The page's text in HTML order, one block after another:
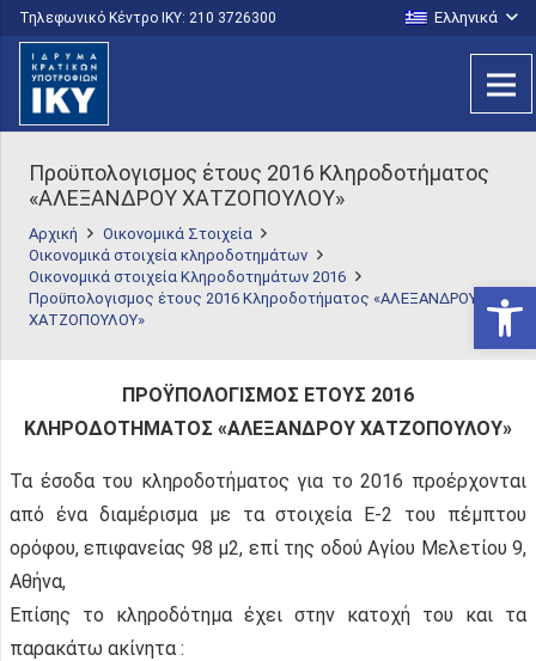
Τηλεφωνικό Κέντρο IKY: 210 3726300 Ελληνικά
Προϋπολογισμος έτους 2016 Κληροδοτήματος
«ΑΛΕΞΑΝΔΡΟΥ ΧΑΤΖΟΠΟΥΛΟΥ»
Αρχική
Οικονομικά Στοιχεία
Οικονομικά στοιχεία κληροδοτημάτων
Οικονομικά στοιχεία Κληροδοτημάτων 2016
Προϋπολογισμος έτους 2016 Κληροδοτήματος «ΑΛΕΞΑΝΔΡΟΥ
ΧΑΤΖΟΠΟΥΛΟΥ»
ΠΡΟΫΠΟΛΟΓΙΣΜΟΣ ΕΤΟΥΣ 2016
ΚΛΗΡΟΔΟΤΗΜΑΤΟΣ «ΑΛΕΞΑΝΔΡΟΥ ΧΑΤΖΟΠΟΥΛΟΥ»
Τα έσοδα του κληροδοτήματος για το 2016 προέρχονται
από ένα διαμέρισμα με τα στοιχεία Ε-2 του πέμπτου
ορόφου, επιφανείας 98 μ2, επί της οδού Αγίου Μελετίου 9,
Αθήνα,
Επίσης το κληροδότημα έχει στην κατοχή του και τα
παρακάτω ακίνητα :